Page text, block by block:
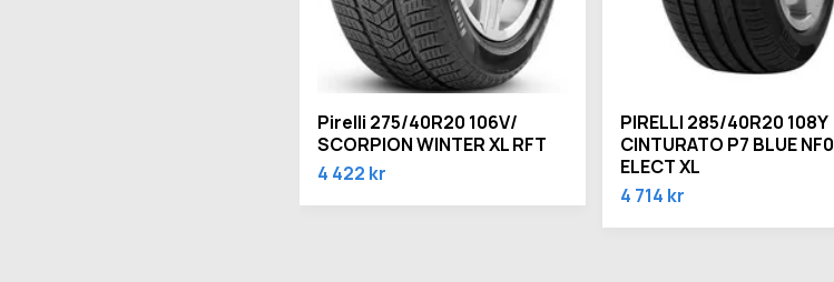
Pirelli 275/40R20 106V/
SCORPION WINTER XL RFT
4 422 kr
PIRELLI 285/40R20 108Y
CINTURATO P7 BLUE NF0
ELECT XL
4 714 kr